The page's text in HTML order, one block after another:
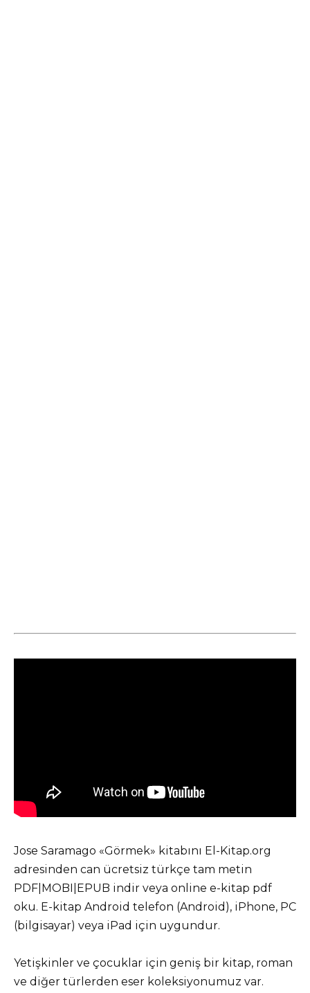
Jose Saramago «Görmek» kitabını El-Kitap.org
adresinden can ücretsiz türkçe tam metin
PDF|MOBI|EPUB indir veya online e-kitap pdf
oku. E-kitap Android telefon (Android), iPhone, PC
(bilgisayar) veya iPad için uygundur.
Yetişkinler ve çocuklar için geniş bir kitap, roman
ve diğer türlerden eser koleksiyonumuz var.